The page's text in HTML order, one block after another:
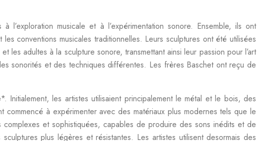
musicale et à l’expérimentation sonore. Ensemble, ils ont
conventions musicales traditionnelles. Leurs sculptures ont été utilisées
adultes à la sculpture sonore, transmettant ainsi leur passion pour l’art
sonorités et des techniques différentes. Les frères Baschet ont reçu de
Initialement, les artistes utilisaient principalement le métal et le bois, des
à expérimenter avec des matériaux plus modernes tels que le
et sophistiquées, capables de produire des sons inédits et de
plus légères et résistantes. Les artistes utilisent desormais des